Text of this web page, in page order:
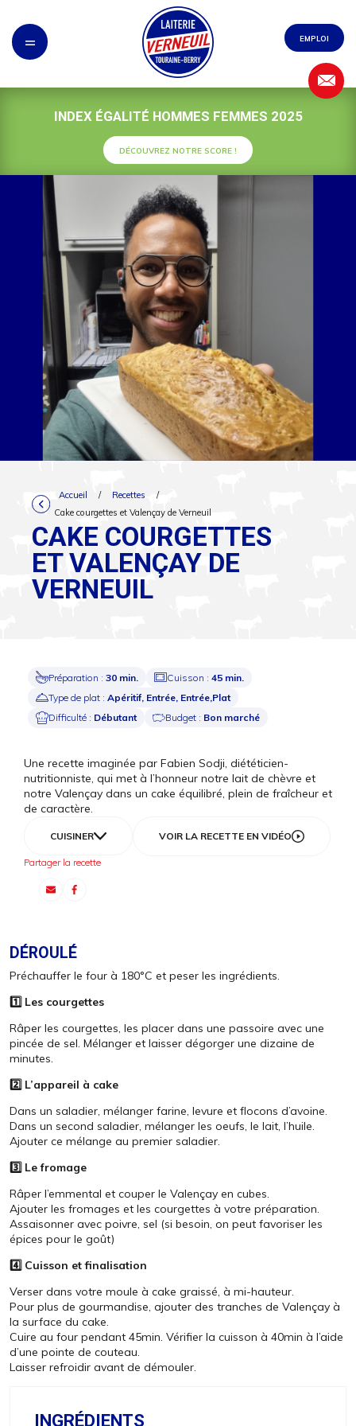
= EMPLOI
INDEX ÉGALITÉ HOMMES FEMMES 2025
DÉCOUVREZ NOTRE SCORE !
Accueil / Recettes
/
Cake courgettes et Valençay de Verneuil
CAKE COURGETTES
ET VALENÇAY DE
VERNEUIL
Préparation : 30 min. Cuisson : 45 min.
Type de plat : Apéritif, Entrée, Entrée,Plat
Difficulté : Débutant Budget : Bon marché
Une recette imaginée par Fabien Sodji, diététicien-
nutritionniste, qui met à l’honneur notre lait de chèvre et
notre Valençay dans un cake équilibré, plein de fraîcheur et
de caractère.
CUISINER VOIR LA RECETTE EN VIDÉO
Partager la recette
DÉROULÉ
Préchauffer le four à 180°C et peser les ingrédients.
1️⃣ Les courgettes
Râper les courgettes, les placer dans une passoire avec une
pincée de sel. Mélanger et laisser dégorger une dizaine de
minutes.
2️⃣ L’appareil à cake
Dans un saladier, mélanger farine, levure et flocons d’avoine.
Dans un second saladier, mélanger les oeufs, le lait, l’huile.
Ajouter ce mélange au premier saladier.
3️⃣ Le fromage
Râper l’emmental et couper le Valençay en cubes.
Ajouter les fromages et les courgettes à votre préparation.
Assaisonner avec poivre, sel (si besoin, on peut favoriser les
épices pour le goût)
4️⃣ Cuisson et finalisation
Verser dans votre moule à cake graissé, à mi-hauteur.
Pour plus de gourmandise, ajouter des tranches de Valençay à
la surface du cake.
Cuire au four pendant 45min. Vérifier la cuisson à 40min à l’aide
d’une pointe de couteau.
Laisser refroidir avant de démouler.
INGRÉDIENTS
Panneau de gestion des cookies